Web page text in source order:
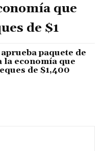
que
de $1
paquete de
la economía que
de $1,400